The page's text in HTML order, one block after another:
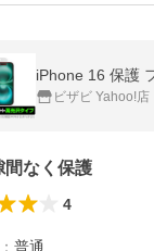
iPhone 16 保護
ビザビ Yahoo!店
間なく保護
4
： 普通